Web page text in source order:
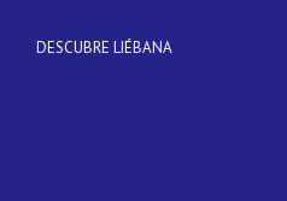
DESCUBRE LIÉBANA